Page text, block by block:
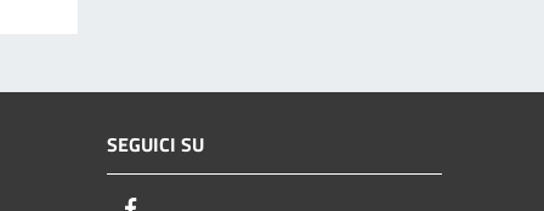
SEGUICI SU